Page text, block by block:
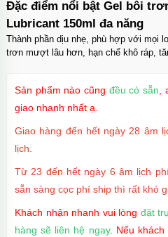
Đặc điểm nổi bật Gel bôi
Lubricant 150ml đa năng
Thành phần dịu nhẹ, phù hợp với mọi
trơn mượt lâu hơn, hạn chế khô ráp,
Sản phẩm nào cũng đều có sẵn
giao nhanh nhất ạ.
Giao hàng đến hết ngày 28 âm
lịch.
Từ 23 đến hết ngày 6 âm lịch
sẵn sàng cọc phí ship thì rất khó
Khách nhận nhanh vui lòng đặt
hàng sẽ liên hệ ngay. Nếu khách